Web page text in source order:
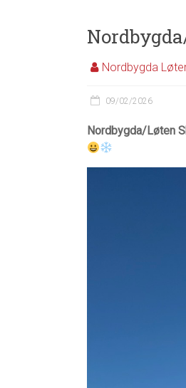
under
oppdatering
Nordbygda
09/02/2026
Nordbygda/Løten